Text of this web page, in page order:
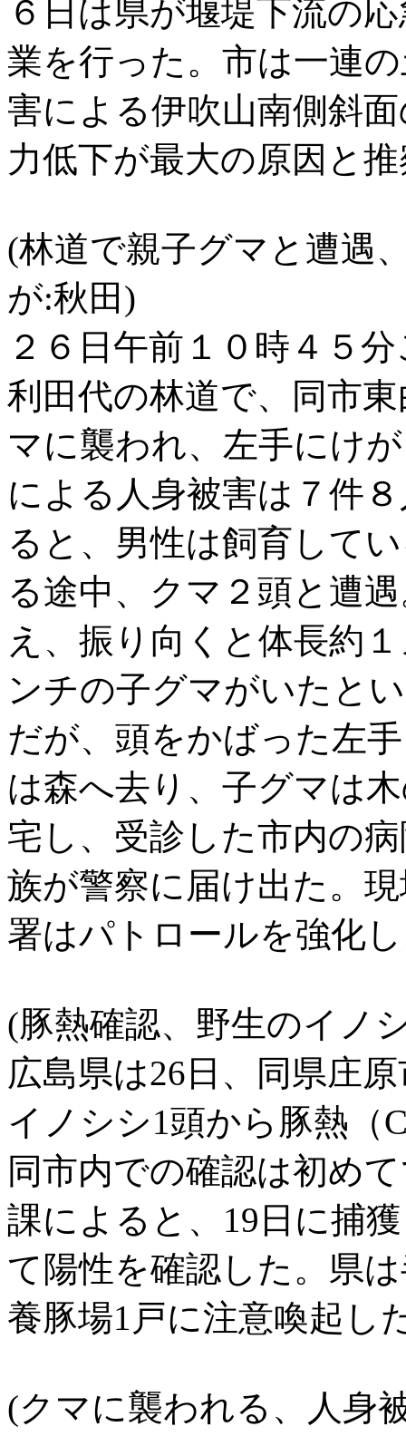
６日は県が堰堤下流の
業を行った。市は一連
害による伊吹山南側斜
力低下が最大の原因と
(林道で親子グマと遭遇
が:秋田)
２６日午前１０時４５
利田代の林道で、同市
マに襲われ、左手にけ
による人身被害は７件
ると、男性は飼育して
る途中、クマ２頭と遭
え、振り向くと体長約
ンチの子グマがいたと
だが、頭をかばった左
は森へ去り、子グマは
宅し、受診した市内の
族が警察に届け出た。
署はパトロールを強化
(豚熱確認、野生のイノ
広島県は26日、同県庄
イノシシ1頭から豚熱（
同市内での確認は初め
課によると、19日に捕
て陽性を確認した。県
養豚場1戸に注意喚起し
(クマに襲われる、人身